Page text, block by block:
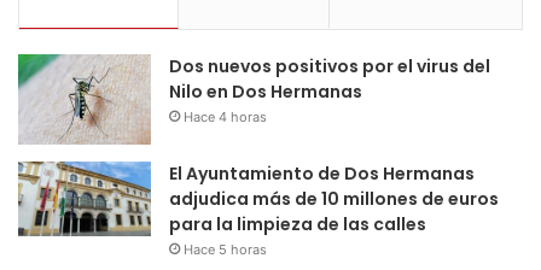
Dos nuevos positivos por el virus del
Nilo en Dos Hermanas
Hace 4 horas
El Ayuntamiento de Dos Hermanas
adjudica más de 10 millones de euros
para la limpieza de las calles
Hace 5 horas